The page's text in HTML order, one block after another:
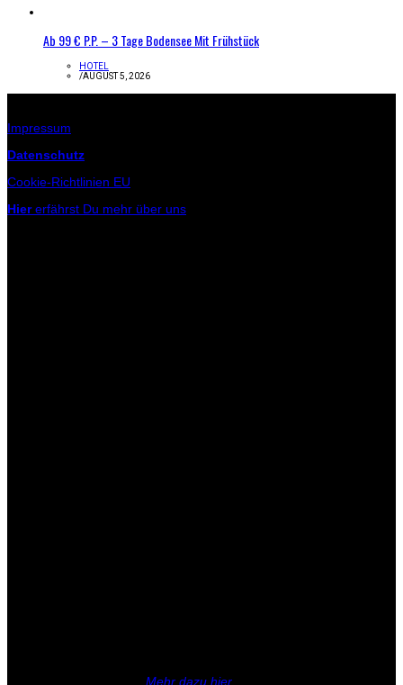
Ab 99 € P.P. – 3 Tage Bodensee Mit Frühstück
HOTEL
/AUGUST 5, 2026
Impressum
Datenschutz
Cookie-Richtlinien EU
Hiererfährst Du mehr über uns
Mehr dazu hier